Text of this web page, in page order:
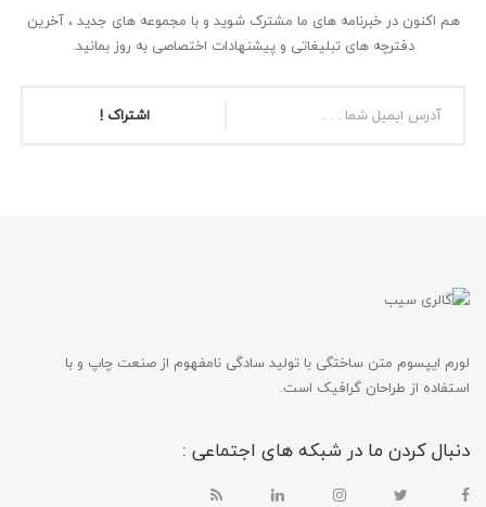
هم اکنون در خبرنامه های ما مشترک شوید و با مجموعه های جدید ، آخرین
دفترچه های تبلیغاتی و پیشنهادات اختصاصی به روز بمانید.
اشتراک !
لورم ایپسوم متن ساختگی با تولید سادگی نامفهوم از صنعت چاپ و با
استفاده از طراحان گرافیک است.
دنبال کردن ما در شبکه های اجتماعی :